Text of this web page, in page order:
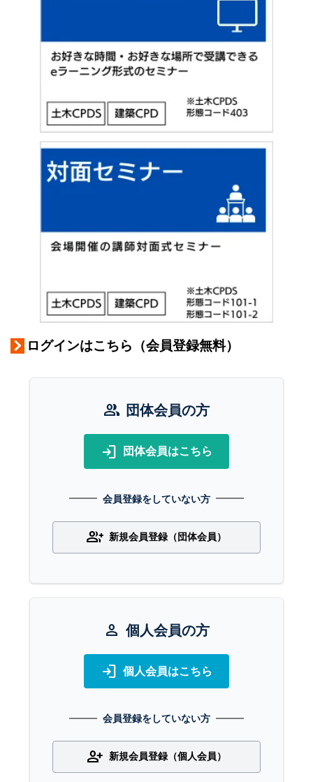
ログインはこちら（会員登録無料）
group 団体会員の方
login 団体会員はこちら
会員登録をしていない方
group_add 新規会員登録（団体会員）
person 個人会員の方
login 個人会員はこちら
会員登録をしていない方
person_add 新規会員登録（個人会員）